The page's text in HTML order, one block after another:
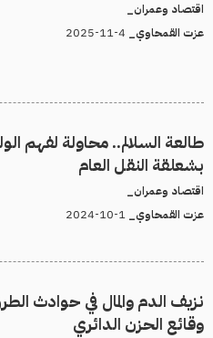
اقتصاد وعمران_
عزت القمحاوي_
طالعة السلالم.. محاولة لفهم
بشعلقة النقل العام
اقتصاد وعمران_
عزت القمحاوي_
نزيف الدم والمال في حوادث
وقائع الحزن الدائري